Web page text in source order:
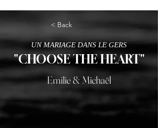
< Back
UN MARIAGE DANS LE GERS
"CHOOSE THE HEART"
Emilie & Michaël